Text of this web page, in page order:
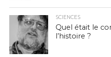
SCIENCES
Quel était le
l’histoire ?